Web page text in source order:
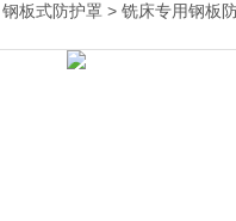
钢板式防护罩 > 铣床专用钢板